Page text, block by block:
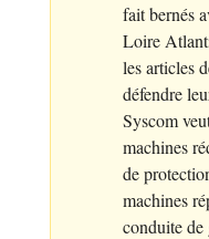
fait bernés
Loire
les articles
défendre
Syscom
machines
de
machines
conduite de